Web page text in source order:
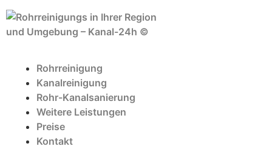
Rohrreinigung
Kanalreinigung
Rohr-Kanalsanierung
Weitere Leistungen
Preise
Kontakt